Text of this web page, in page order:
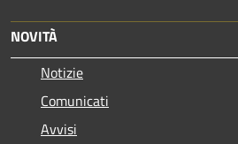
NOVITÀ
Notizie
Comunicati
Avvisi